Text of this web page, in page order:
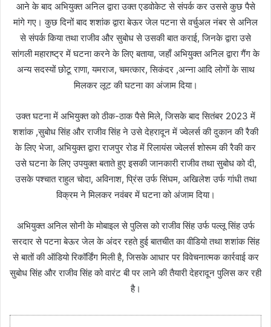
आने के बाद अभियुक्त अनिल द्वारा उक्त एडवोकेट से संपर्क कर उससे कुछ पैसे
मांगे गए। कुछ दिनों बाद शशांक द्वारा बेऊर जेल पटना से वर्चुअल नंबर से अनिल
से संपर्क किया तथा राजीव और सुबोध से उसकी बात कराई, जिनके द्वारा उसे
सांगली महाराष्ट्र में घटना करने के लिए बताया, जहाँ अभियुक्त अनिल द्वारा गैंग के
अन्य सदस्यों छोटू राणा, यमराज, चमत्कार, सिकंदर ,अन्ना आदि लोगों के साथ
मिलकर लूट की घटना का अंजाम दिया।
उक्त घटना में अभियुक्त को ठीक-ठाक पैसे मिले, जिसके बाद सितंबर 2023 में
शशांक ,सुबोध सिंह और राजीव सिंह ने उसे देहरादून में ज्वेलर्स की दुकान की रैकी
के लिए भेजा, अभियुक्त द्वारा राजपुर रोड में रिलायंस ज्वेलर्स शोरूम की रैकी कर
उसे घटना के लिए उपयुक्त बताते हुए इसकी जानकारी राजीव तथा सुबोध को दी,
उसके पश्चात राहुल चोदा, अविनाश, प्रिंस उर्फ सिंघम, अखिलेश उर्फ गांधी तथा
विक्रम ने मिलकर नवंबर में घटना को अंजाम दिया।
अभियुक्त अनिल सोनी के मोबाइल से पुलिस को राजीव सिंह उर्फ पल्लू सिंह उर्फ
सरदार से पटना बेऊर जेल के अंदर रहते हुई बातचीत का वीडियो तथा शशांक सिंह
से बातों की ऑडियो रिकॉर्डिंग मिली है, जिसके आधार पर विवेचनात्मक कार्रवाई कर
सुबोध सिंह और राजीव सिंह को वारंट बी पर लाने की तैयारी देहरादून पुलिस कर रही
है।